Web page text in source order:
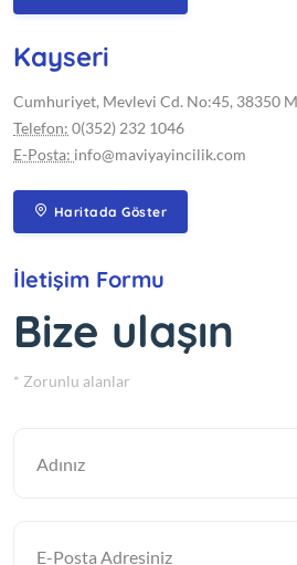
Kayseri
Cumhuriyet, Mevlevi Cd. No:45, 38350
Telefon: 0(352) 232 1046
E-Posta: info@maviyayincilik.com
Haritada Göster
İletişim Formu
Bize ulaşın
* Zorunlu alanlar